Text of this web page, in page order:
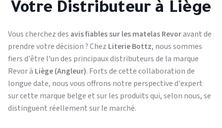
Votre Distributeur à Liège
Vous cherchez des avis fiables sur les matelas Revoravant de
prendre votre décision ? Chez Literie Bottz, nous sommes
fiers d'être l'un des principaux distributeurs de la marque
Revor à Liège (Angleur). Forts de cette collaboration de
longue date, nous vous offrons notre perspective d'expert
sur cette marque belge et sur les produits qui, selon nous, se
distinguent réellement sur le marché.